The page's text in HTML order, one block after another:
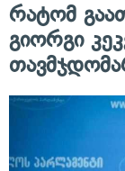
რატომ
გიორგი